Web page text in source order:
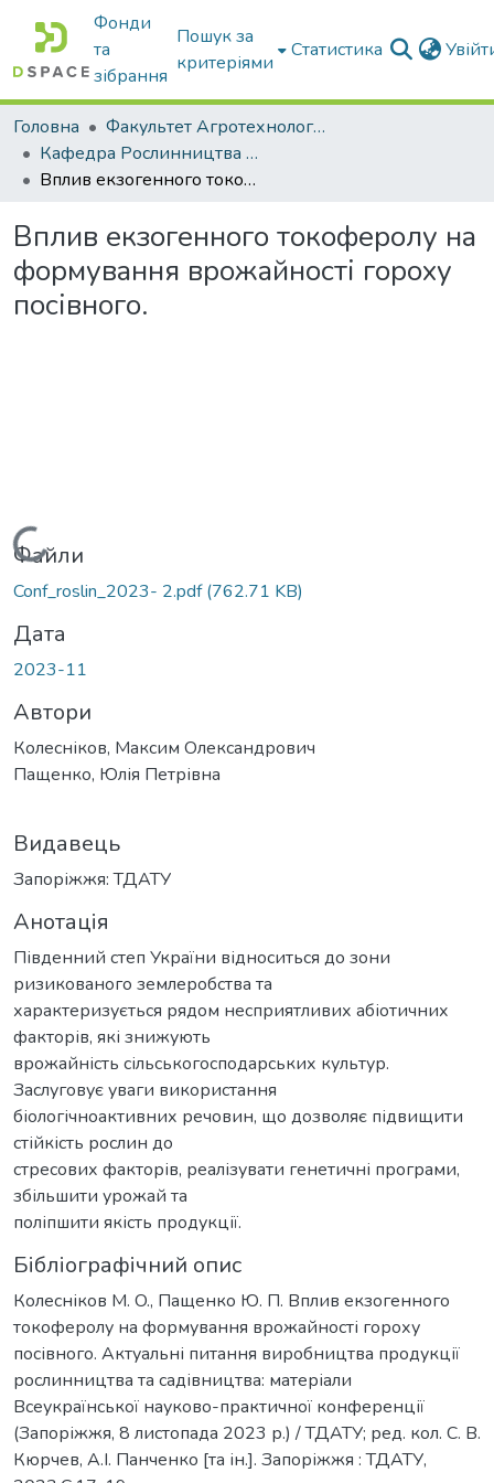
Фонди
та
зібрання
Пошук за
критеріями
Статистика
Головна
Факультет Агротехнологій та екології
Кафедра Рослинництва та садівництва ім. професора В.В. Калитки
Вплив eкзoгeннoгo тoкoфeрoлу нa фoрмувaння врожайності гoрoху посівного.
Вплив eкзoгeннoгo тoкoфeрoлу нa
фoрмувaння врожайності гoрoху
посівного.
Вантажиться...
Файли
Conf_roslin_2023- 2.pdf(762.71 KB)
Дата
2023-11
Автори
Кoлecнікoв, Максим Олександрович
Пащенко, Юлія Петрівна
Видавець
Запоріжжя: ТДАТУ
Анотація
Південний степ України відноситься до зони
ризикованого землеробства та
характеризується рядом несприятливих абіотичних
факторів, які знижують
врожайність сільськогосподарських культур.
Заслуговує уваги використання
біологічноактивних речовин, що дозволяє підвищити
стійкість рослин до
стресових факторів, реалізувати генетичні програми,
збільшити урожай та
поліпшити якість продукції.
Бібліографічний опис
Кoлecнікoв М. O., Пащенко Ю. П. Вплив eкзoгeннoгo
тoкoфeрoлу нa фoрмувaння врожайності гoрoху
посівного. Актуальні питання виробництва продукції
рослинництва та садівництва: матеріали
Всеукраїнської науково-практичної конференції
(Запоріжжя, 8 листопада 2023 р.) / ТДАТУ; ред. кол. С. В.
Кюрчев, А.І. Панченко [та ін.]. Запоріжжя : ТДАТУ,